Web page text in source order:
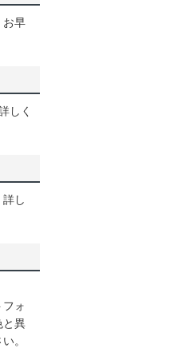
お早
しく
し
ォ
と異
。